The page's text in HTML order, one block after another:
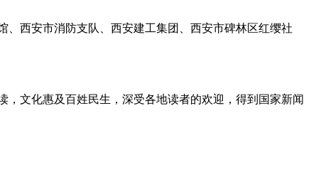
、西安市消防支队、西安建工集团、西安市碑林区红缨社
，文化惠及百姓民生，深受各地读者的欢迎，得到国家新闻